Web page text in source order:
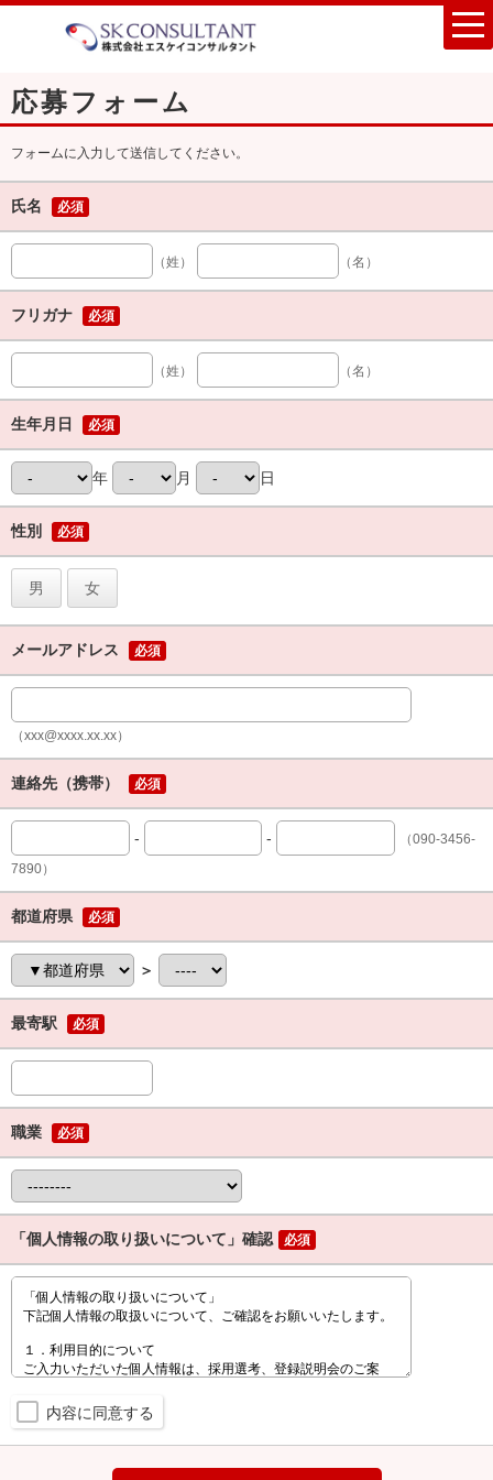
応募フォーム
フォームに入力して送信してください。
氏名 必須
（姓） （名）
フリガナ 必須
（姓） （名）
生年月日 必須
年 月 日
性別 必須
男 女
メールアドレス 必須
（xxx@xxxx.xx.xx）
連絡先（携帯） 必須
- -
（090-3456-
7890）
都道府県 必須
＞
最寄駅 必須
職業 必須
「個人情報の取り扱いについて」確認 必須
内容に同意する